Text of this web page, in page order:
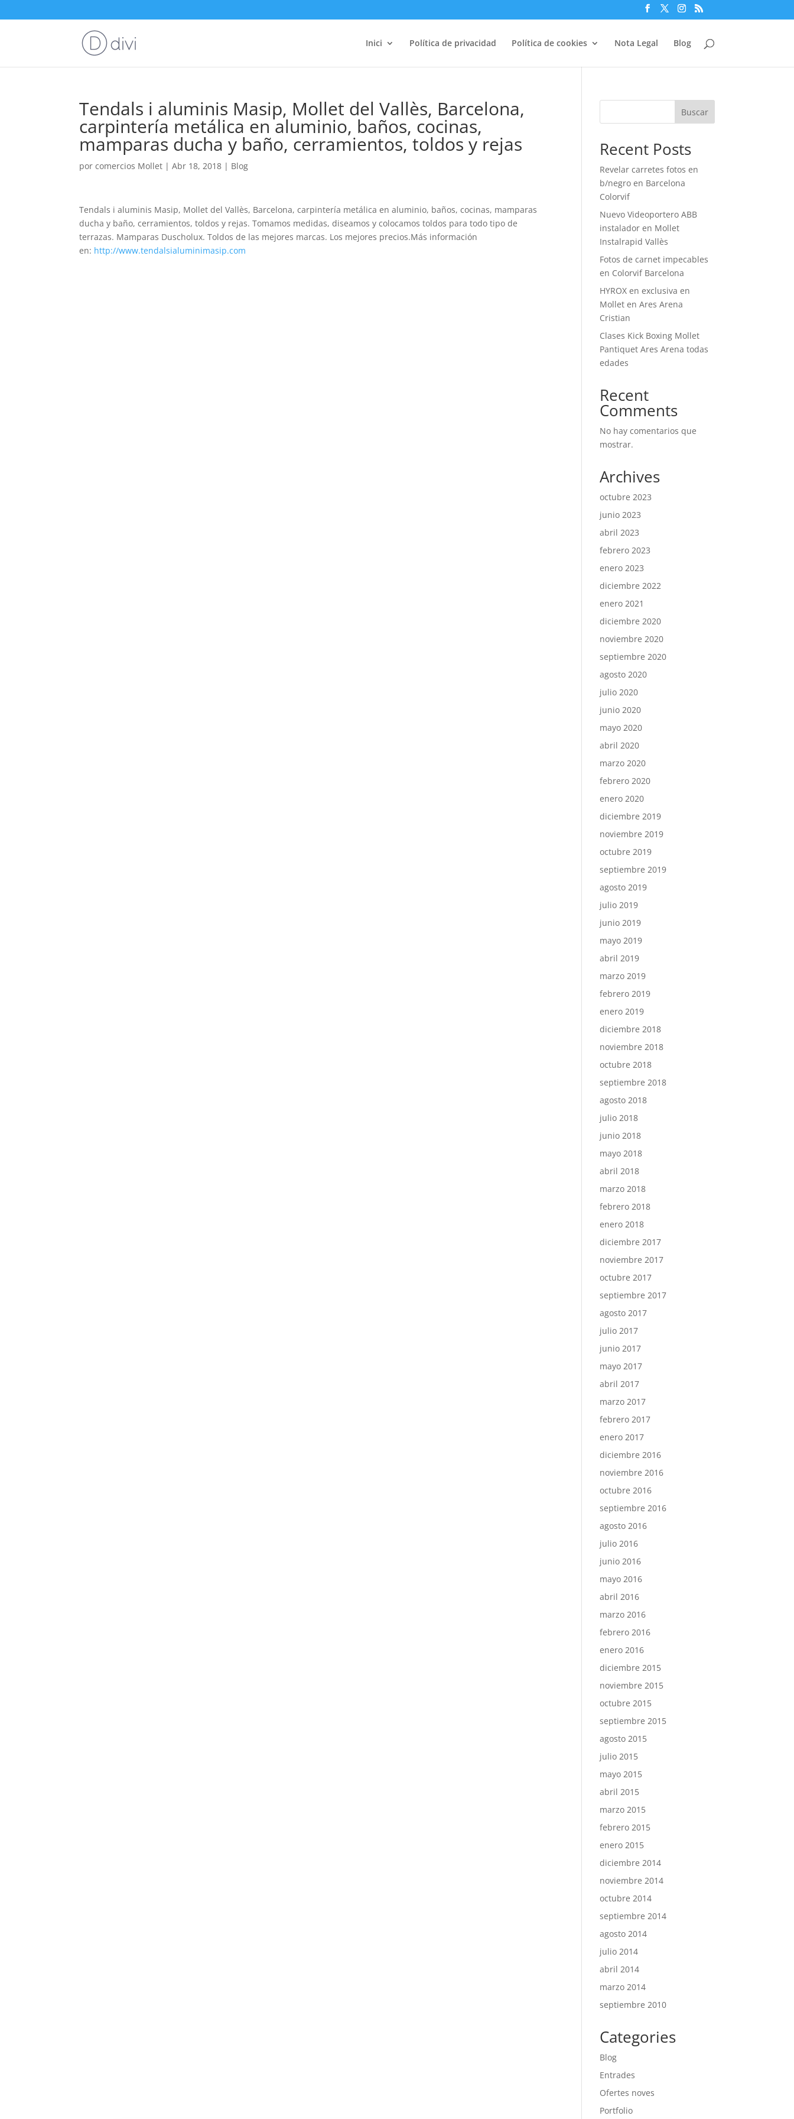
Inici Política de privacidad Política de cookies Nota Legal Blog
Tendals i aluminis Masip, Mollet del Vallès, Barcelona,
carpintería metálica en aluminio, baños, cocinas,
mamparas ducha y baño, cerramientos, toldos y rejas
porcomercios Mollet |Abr 18, 2018 | Blog
Tendals i aluminis Masip, Mollet del Vallès, Barcelona, carpintería metálica en aluminio, baños, cocinas, mamparas
ducha y baño, cerramientos, toldos y rejas. Tomamos medidas, diseamos y colocamos toldos para todo tipo de
terrazas. Mamparas Duscholux. Toldos de las mejores marcas. Los mejores precios.Más información
en: http://www.tendalsialuminimasip.com
Buscar
Recent Posts
Revelar carretes fotos en
b/negro en Barcelona
Colorvif
Nuevo Videoportero ABB
instalador en Mollet
Instalrapid Vallès
Fotos de carnet impecables
en Colorvif Barcelona
HYROX en exclusiva en
Mollet en Ares Arena
Cristian
Clases Kick Boxing Mollet
Pantiquet Ares Arena todas
edades
Recent
Comments
No hay comentarios que
mostrar.
Archives
octubre 2023
junio 2023
abril 2023
febrero 2023
enero 2023
diciembre 2022
enero 2021
diciembre 2020
noviembre 2020
septiembre 2020
agosto 2020
julio 2020
junio 2020
mayo 2020
abril 2020
marzo 2020
febrero 2020
enero 2020
diciembre 2019
noviembre 2019
octubre 2019
septiembre 2019
agosto 2019
julio 2019
junio 2019
mayo 2019
abril 2019
marzo 2019
febrero 2019
enero 2019
diciembre 2018
noviembre 2018
octubre 2018
septiembre 2018
agosto 2018
julio 2018
junio 2018
mayo 2018
abril 2018
marzo 2018
febrero 2018
enero 2018
diciembre 2017
noviembre 2017
octubre 2017
septiembre 2017
agosto 2017
julio 2017
junio 2017
mayo 2017
abril 2017
marzo 2017
febrero 2017
enero 2017
diciembre 2016
noviembre 2016
octubre 2016
septiembre 2016
agosto 2016
julio 2016
junio 2016
mayo 2016
abril 2016
marzo 2016
febrero 2016
enero 2016
diciembre 2015
noviembre 2015
octubre 2015
septiembre 2015
agosto 2015
julio 2015
mayo 2015
abril 2015
marzo 2015
febrero 2015
enero 2015
diciembre 2014
noviembre 2014
octubre 2014
septiembre 2014
agosto 2014
julio 2014
abril 2014
marzo 2014
septiembre 2010
Categories
Blog
Entrades
Ofertes noves
Portfolio